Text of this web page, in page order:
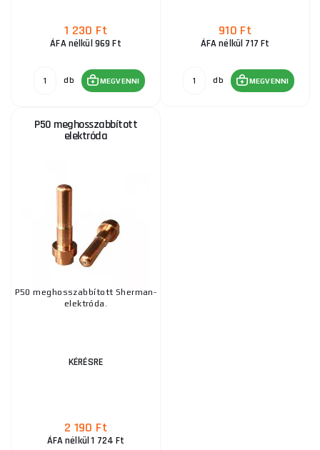
1 230 Ft
ÁFA nélkül 969 Ft
db MEGVENNI
910 Ft
ÁFA nélkül 717 Ft
db MEGVENNI
P50 meghosszabbított
elektróda
P50 meghosszabbított Sherman-
elektróda.
KÉRÉSRE
2 190 Ft
ÁFA nélkül 1 724 Ft